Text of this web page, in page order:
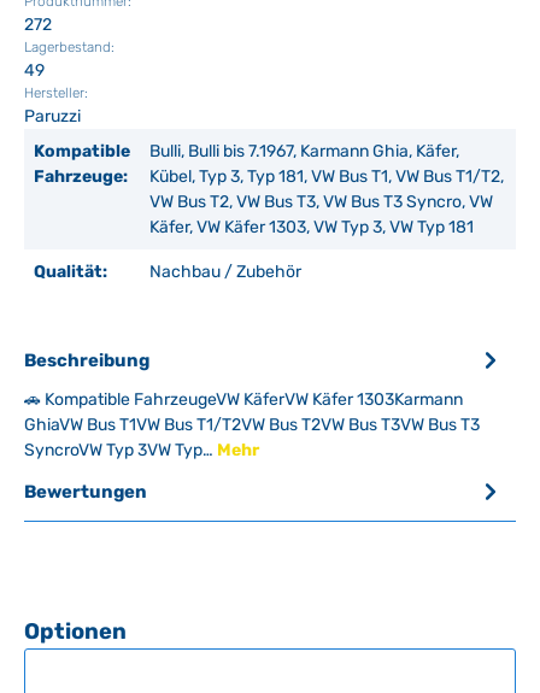
272
Lagerbestand:
49
Hersteller:
Paruzzi
Kompatible
Fahrzeuge:
Bulli, Bulli bis 7.1967, Karmann Ghia, Käfer,
Kübel, Typ 3, Typ 181, VW Bus T1, VW Bus T1/T2,
VW Bus T2, VW Bus T3, VW Bus T3 Syncro, VW
Käfer, VW Käfer 1303, VW Typ 3, VW Typ 181
Qualität: Nachbau / Zubehör
Beschreibung
🚗 Kompatible FahrzeugeVW KäferVW Käfer 1303Karmann
GhiaVW Bus T1VW Bus T1/T2VW Bus T2VW Bus T3VW Bus T3
SyncroVW Typ 3VW Typ… Mehr
Bewertungen
Produktgalerie überspringen
Optionen